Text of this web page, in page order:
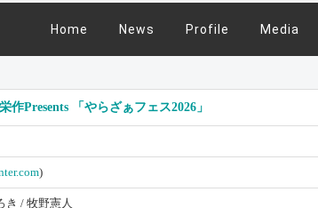
Home News Profile Media
Presents 「やらざぁフェス2026」
)
き / 牧野憲人